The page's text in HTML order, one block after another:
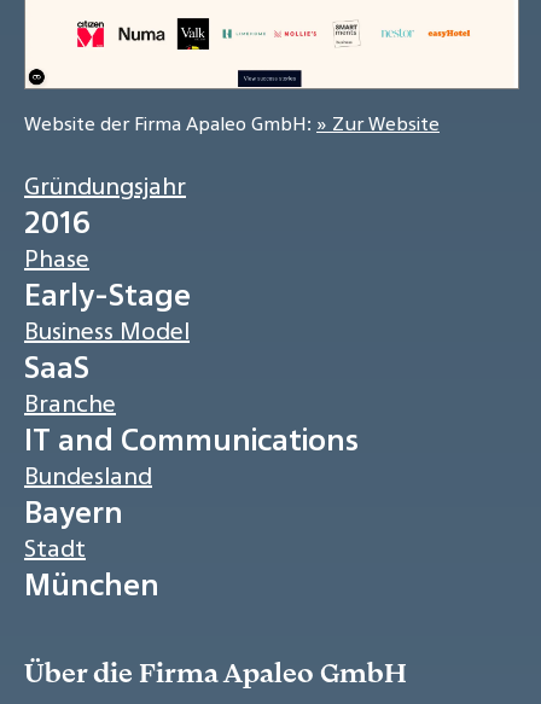
Website der Firma Apaleo GmbH: » Zur Website
Gründungsjahr
2016
Phase
Early-Stage
Business Model
SaaS
Branche
IT and Communications
Bundesland
Bayern
Stadt
München
Über die Firma Apaleo GmbH